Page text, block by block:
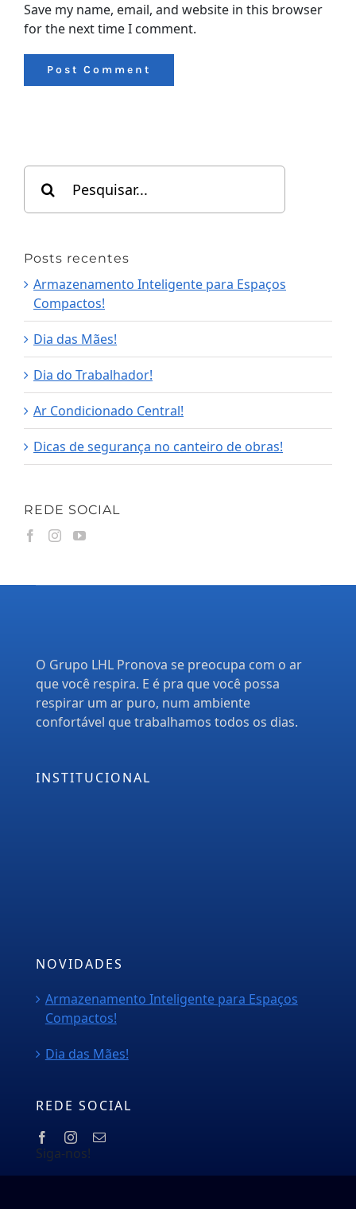
Save my name, email, and website in this browser
for the next time I comment.
Search
for:
Posts recentes
Armazenamento Inteligente para Espaços
Compactos!
Dia das Mães!
Dia do Trabalhador!
Ar Condicionado Central!
Dicas de segurança no canteiro de obras!
REDE SOCIAL
O Grupo LHL Pronova se preocupa com o ar
que você respira. E é pra que você possa
respirar um ar puro, num ambiente
confortável que trabalhamos todos os dias.
INSTITUCIONAL
NOVIDADES
Armazenamento Inteligente para Espaços
Compactos!
Dia das Mães!
REDE SOCIAL
Siga-nos!